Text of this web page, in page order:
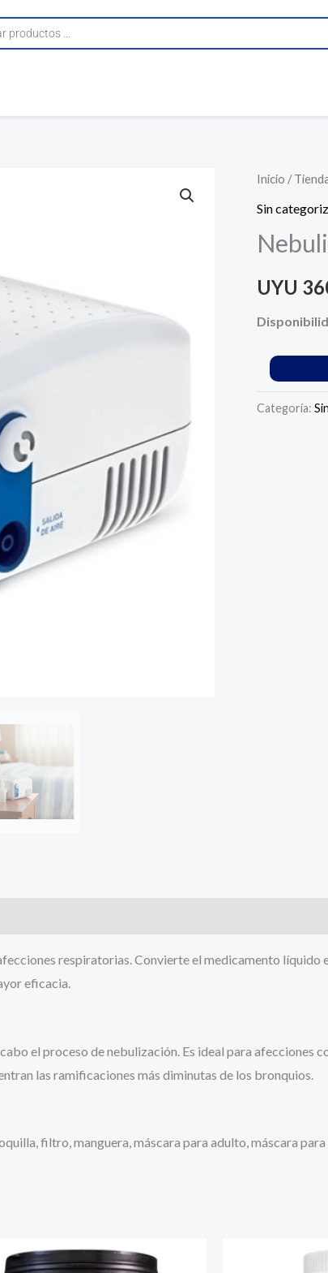
Inicio /
Sin
UYU
Nebulizador
A
Silfab
Blanco
220v
Categoría:
respiratorias. Convierte el medicamento líquido
eficacia.
el proceso de nebulización. Es ideal para
las ramificaciones más diminutas de los bronquios.
filtro, manguera, máscara para adulto, máscara